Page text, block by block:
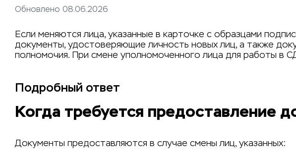
Обновлено 08.06.2026
Если меняются лица, указанные в карточке с образцами
документы, удостоверяющие личность новых лиц, а также
полномочия. При смене уполномоченного лица для работы в
Подробный ответ
Когда требуется предоставление
Документы предоставляются в случае смены лиц, указанных: